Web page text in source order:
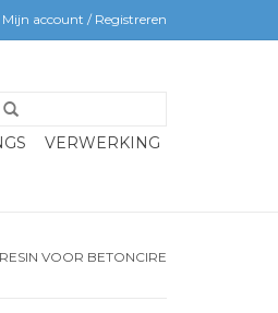
Mijn account / Registreren
VERWERKING
RESIN VOOR BETONCIRE